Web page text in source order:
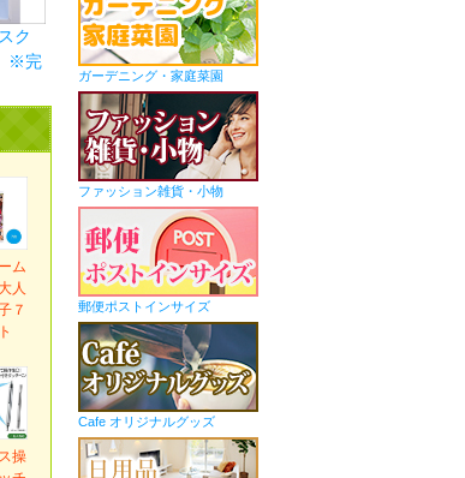
ク
※完
ム
人
７
操
ガーデニング・家庭菜園
ファッション雑貨・小物
郵便ポストインサイズ
Cafe オリジナルグッズ